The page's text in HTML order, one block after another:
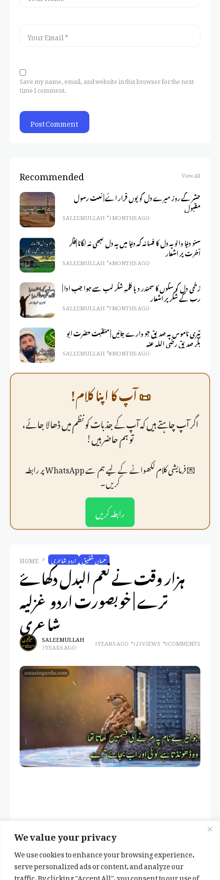
We value your privacy
We use cookies to enhance your browsing experience,
serve personalized ads or content, and analyze our
traffic. By clicking "Accept All", you consent to our use of
Save my name, email, and website in this browser for the next
time I comment.
Recommended View All
حشر کے روز میرے دل کو یوں قرار ائے | نعت رسول
مقبول
SALEEM ULLAH 3 MONTHS AGO
سنو دنیا والو یہ دل کا فسانہ کہ دنیا میں یہ دل کبھی نہ لگانا |فکر
آخرت پر اشعار
SALEEM ULLAH 4 MONTHS AGO
زخمی دل کو سکوں کا سمندر دیا کلمہِ شکر لب سے ہوا جب ادا |
رب کے شکر پر اشعار
SALEEM ULLAH 7 MONTHS AGO
تیری ناموس پہ صدیق جو وارے جائیں | منقبت حضرت ابو
بکر صدیق رضی اللہ عنہ
SALEEM ULLAH 8 MONTHS AGO
📜 آپ کا اپنا کلام!
اگر آپ چاہتے ہیں کہ آپ کے جذبات کو نظم میں ڈھالا جائے،
تو ہم حاضر ہیں!
💌 فرمايشی کلام لکھوانے کے لیے ہم سے WhatsApp پر رابطہ
کریں۔
رابطہ کریں
HOME اردو شاعری نعمان شفیق
ہزار وقت نے نعم البدل دکھاۓ
ترے | خوبصورت اردو غزلیہ
شاعریSALEEM ULLAH
3 YEARS AGO 3 YEARS AGO 123 VIEWS 0 COMMENTS